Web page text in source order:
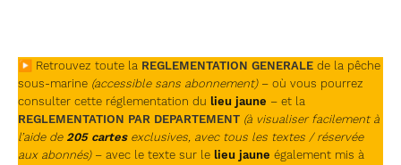
▶ Retrouvez toute la REGLEMENTATION GENERALE de la pêche
sous-marine (accessible sans abonnement)– où vous pourrez
consulter cette réglementation du lieu jaune – et la
REGLEMENTATION PAR DEPARTEMENT (à visualiser facilement à
l’aide de 205 cartesexclusives, avec tous les textes / réservée
aux abonnés)– avec le texte sur le lieu jaune également mis à